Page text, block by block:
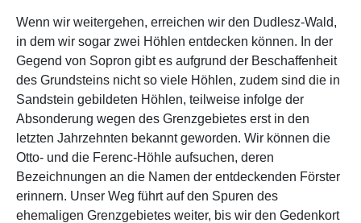
Wenn wir weitergehen, erreichen wir den Dudlesz-Wald,
in dem wir sogar zwei Höhlen entdecken können. In der
Gegend von Sopron gibt es aufgrund der Beschaffenheit
des Grundsteins nicht so viele Höhlen, zudem sind die in
Sandstein gebildeten Höhlen, teilweise infolge der
Absonderung wegen des Grenzgebietes erst in den
letzten Jahrzehnten bekannt geworden. Wir können die
Otto- und die Ferenc-Höhle aufsuchen, deren
Bezeichnungen an die Namen der entdeckenden Förster
erinnern. Unser Weg führt auf den Spuren des
ehemaligen Grenzgebietes weiter, bis wir den Gedenkort